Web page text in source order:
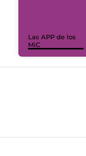
Las APP de los
MiC